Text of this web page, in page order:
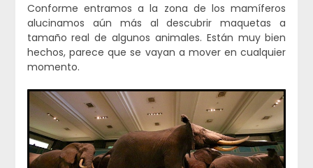
Conforme entramos a la zona de los mamíferos
alucinamos aún más al descubrir maquetas a
tamaño real de algunos animales. Están muy bien
hechos, parece que se vayan a mover en cualquier
momento.